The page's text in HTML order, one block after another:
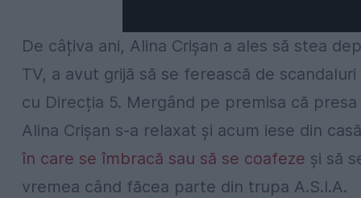
De câțiva ani, Alina Crișan a ales să stea
TV, a avut grijă să se ferească de
cu Direcția 5. Mergând pe premisa că
Alina Crișan s-a relaxat și acum iese din casă
în care se îmbracă sau să se coafeze și să
vremea când făcea parte din trupa A.S.I.A.